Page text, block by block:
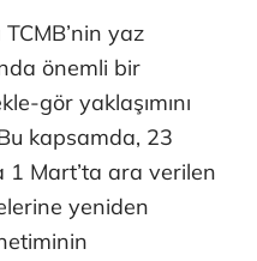
yaz
önemli bir
gör yaklaşımını
kapsamda, 23
1 Mart’ta ara verilen
yeniden